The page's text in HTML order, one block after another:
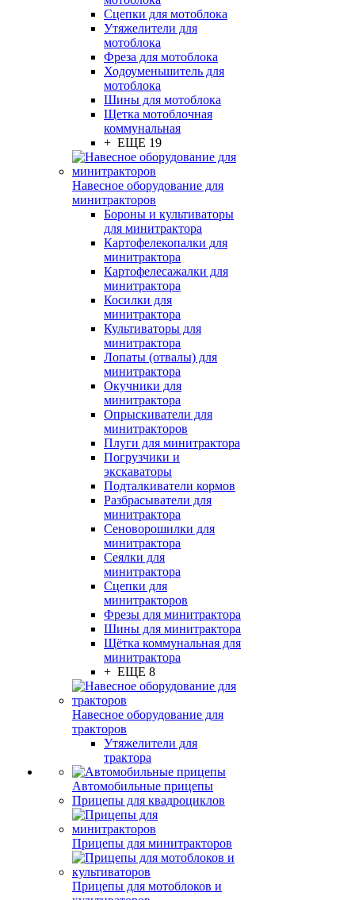
Сцепки для мотоблока
Утяжелители для
мотоблока
Фреза для мотоблока
Ходоуменьшитель для
мотоблока
Шины для мотоблока
Щетка мотоблочная
коммунальная
+ ЕЩЕ 19
Навесное оборудование для
минитракторов
Бороны и культиваторы
для минитрактора
Картофелекопалки для
минитрактора
Картофелесажалки для
минитрактора
Косилки для
минитрактора
Культиваторы для
минитрактора
Лопаты (отвалы) для
минитрактора
Окучники для
минитрактора
Опрыскиватели для
минитракторов
Плуги для минитрактора
Погрузчики и
экскаваторы
Подталкиватели кормов
Разбрасыватели для
минитрактора
Сеноворошилки для
минитрактора
Сеялки для
минитрактора
Сцепки для
минитракторов
Фрезы для минитрактора
Шины для минитрактора
Щётка коммунальная для
минитрактора
+ ЕЩЕ 8
Навесное оборудование для
тракторов
Утяжелители для
трактора
Автомобильные прицепы
Прицепы для квадроциклов
Прицепы для минитракторов
Прицепы для мотоблоков и